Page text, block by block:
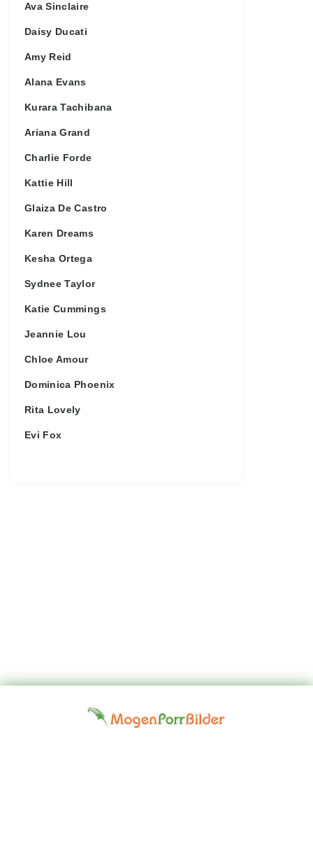
Ava Sinclaire
Daisy Ducati
Amy Reid
Alana Evans
Kurara Tachibana
Ariana Grand
Charlie Forde
Kattie Hill
Glaiza De Castro
Karen Dreams
Kesha Ortega
Sydnee Taylor
Katie Cummings
Jeannie Lou
Chloe Amour
Dominica Phoenix
Rita Lovely
Evi Fox